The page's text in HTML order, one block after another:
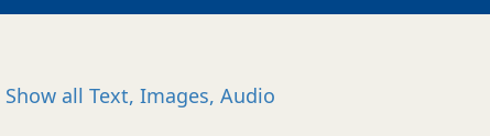
Show all Text, Images, Audio